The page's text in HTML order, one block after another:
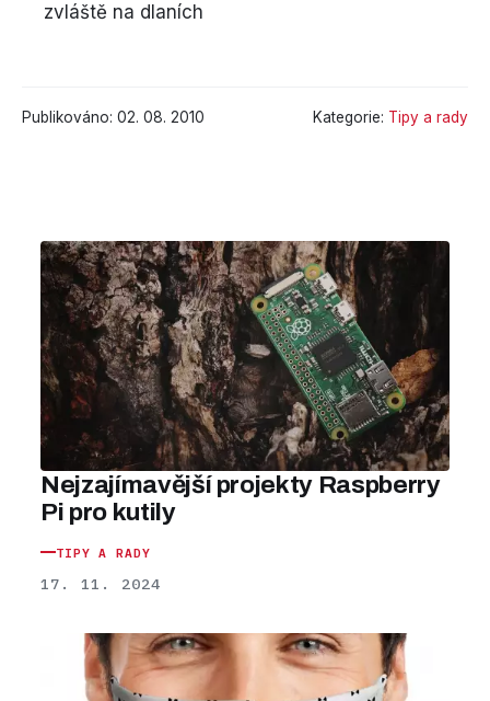
zvláště na dlaních
Publikováno: 02. 08. 2010 Kategorie: Tipy a rady
Nejzajímavější projekty Raspberry
Pi pro kutily
TIPY A RADY
17. 11. 2024